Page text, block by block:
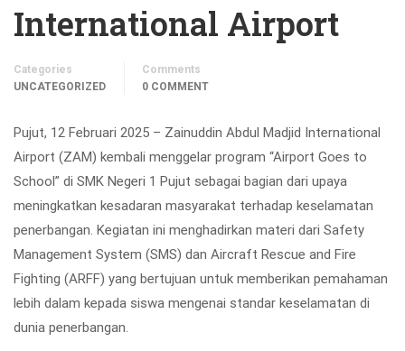
International Airport
Categories
UNCATEGORIZED
Comments
0 COMMENT
Pujut, 12 Februari 2025 – Zainuddin Abdul Madjid International
Airport (ZAM) kembali menggelar program “Airport Goes to
School” di SMK Negeri 1 Pujut sebagai bagian dari upaya
meningkatkan kesadaran masyarakat terhadap keselamatan
penerbangan. Kegiatan ini menghadirkan materi dari Safety
Management System (SMS) dan Aircraft Rescue and Fire
Fighting (ARFF) yang bertujuan untuk memberikan pemahaman
lebih dalam kepada siswa mengenai standar keselamatan di
dunia penerbangan.